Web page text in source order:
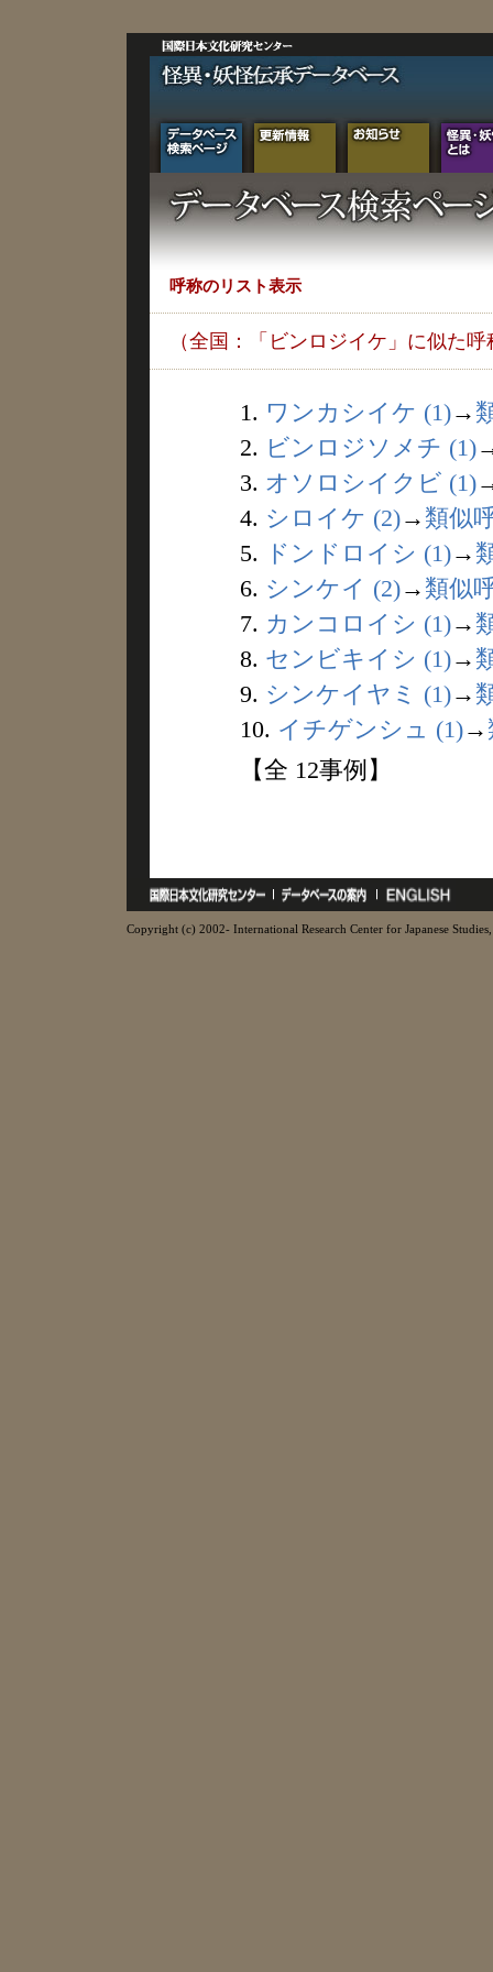
呼称のリスト表示
（全国：「ビンロジイケ」に似た呼
1. ワンカシイケ (1)→
2. ビンロジソメチ (1)
3. オソロシイクビ (1)
4. シロイケ (2)→ 類似
5.
ドンドロイシ (1)→
6. シンケイ (2)→ 類似
7. カンコロイシ (1)→
8. センビキイシ (1)→
9. シンケイヤミ (1)→
10. イチゲンシュ (1)→
【全 12事例】
Copyright (c) 2002- International Research Center for Japanese